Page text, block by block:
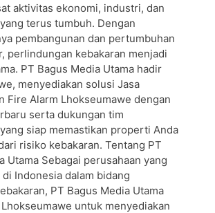
aktivitas ekonomi, industri, dan
terus tumbuh. Dengan
pembangunan dan pertumbuhan
perlindungan kebakaran menjadi
PT Bagus Media Utama hadir
menyediakan solusi Jasa
Fire Alarm Lhokseumawe dengan
serta dukungan tim
siap memastikan properti Anda
risiko kebakaran. Tentang PT
Utama Sebagai perusahaan yang
Indonesia dalam bidang
PT Bagus Media Utama
untuk menyediakan